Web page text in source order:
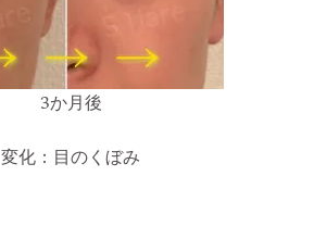
3か月後
変化：目のくぼみ